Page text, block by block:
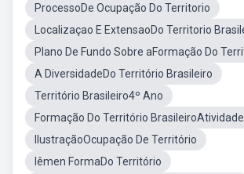
ProcessoDe Ocupação Do Territorio
Localizaçao E ExtensaoDo Territorio
Plano De Fundo Sobre aFormação Do
A DiversidadeDo Território Brasileiro
Território Brasileiro4º Ano
Formação Do Território
IlustraçãoOcupação De Território
Iêmen FormaDo Território